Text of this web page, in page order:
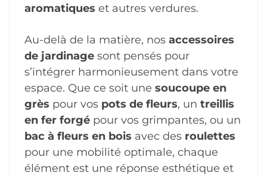
aromatiques et autres verdures.
Au-delà de la matière, nos accessoires
de jardinage sont pensés pour
s’intégrer harmonieusement dans votre
espace. Que ce soit une soucoupe en
grès pour vos pots de fleurs, un treillis
en fer forgé pour vos grimpantes, ou un
bac à fleurs en bois avec des roulettes
pour une mobilité optimale, chaque
élément est une réponse esthétique et